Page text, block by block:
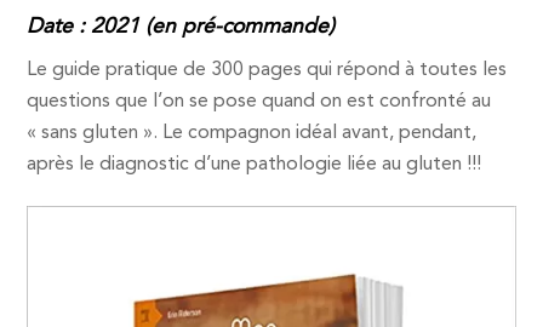
Date : 2021 (en pré-commande)
Le guide pratique de 300 pages qui répond à toutes les
questions que l’on se pose quand on est confronté au
« sans gluten ». Le compagnon idéal avant, pendant,
après le diagnostic d’une pathologie liée au gluten !!!